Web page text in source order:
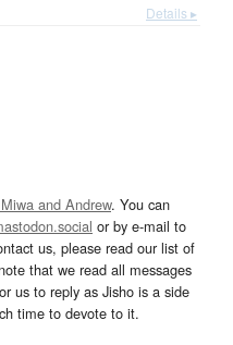
Details ▸
and Andrew. You can
or by e-mail to
us, please read our list of
that we read all messages
us to reply as Jisho is a side
time to devote to it.